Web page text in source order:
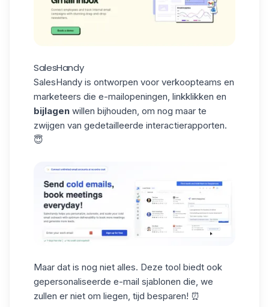
SalesHandy
SalesHandy is ontworpen voor verkoopteams en
marketeers die e-mailopeningen, linkklikken en
bijlagen willen bijhouden, om nog maar te
zwijgen van gedetailleerde interactierapporten.
😇
Maar dat is nog niet alles. Deze tool biedt ook
gepersonaliseerde e-mail sjablonen die, we
zullen er niet om liegen, tijd besparen! ⏰